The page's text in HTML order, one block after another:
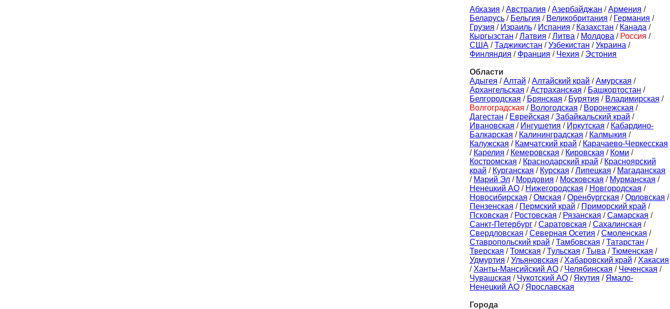
Абхазия /Австралия /Азербайджан /Армения /
Беларусь / Бельгия / Великобритания / Германия /
Грузия / Израиль / Испания / Казахстан / Канада /
Кыргызстан /Латвия /Литва / Молдова / Россия /
США /Таджикистан /Узбекистан /Украина /
Финляндия / Франция / Чехия / Эстония
Области
Адыгея /Алтай /Алтайский край /Амурская /
Архангельская /Астраханская / Башкортостан /
Белгородская / Брянская / Бурятия / Владимирская /
Волгоградская / Вологодская / Воронежская /
Дагестан / Еврейская /Забайкальский край /
Ивановская / Ингушетия / Иркутская / Кабардино-
Балкарская / Калининградская / Калмыкия /
Калужская / Камчатский край / Карачаево-Черкесская
/ Карелия / Кемеровская / Кировская / Коми /
Костромская / Краснодарский край / Красноярский
край / Курганская / Курская /Липецкая / Магаданская
/ Марий Эл / Мордовия / Московская / Мурманская /
Ненецкий АО / Нижегородская / Новгородская /
Новосибирская /Омская /Оренбургская /Орловская /
Пензенская / Пермский край / Приморский край /
Псковская / Ростовская / Рязанская /Самарская /
Санкт-Петербург /Саратовская /Сахалинская /
Свердловская /Северная Осетия /Смоленская /
Ставропольский край /Тамбовская /Татарстан /
Тверская /Томская /Тульская /Тыва /Тюменская /
Удмуртия /Ульяновская / Хабаровский край / Хакасия
/ Ханты-Мансийский АО / Челябинская / Чеченская /
Чувашская / Чукотский АО / Якутия / Ямало-
Ненецкий АО / Ярославская
Города